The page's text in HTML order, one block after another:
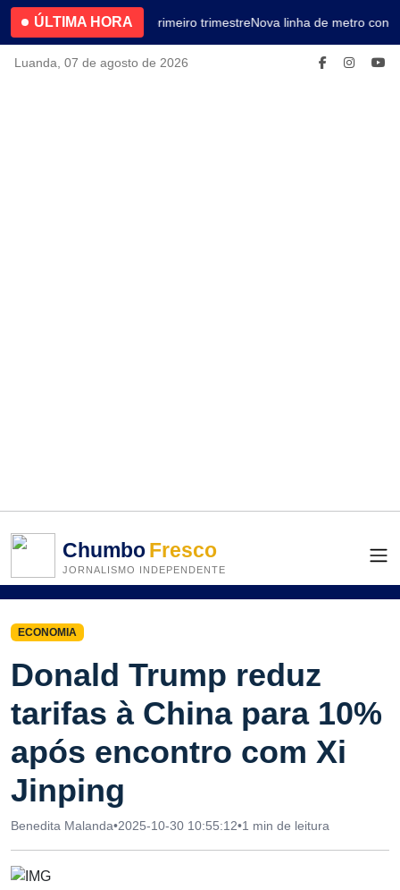
ÚLTIMA HORA4.2% no primeiro trimestreNova linha de metro
Luanda, 07 de agosto de 2026
ChumboFresco
JORNALISMO INDEPENDENTE
ECONOMIA
Donald Trump reduz
tarifas à China para 10%
após encontro com Xi
Jinping
Benedita Malanda•2025-10-30 10:55:12•1 min de leitura